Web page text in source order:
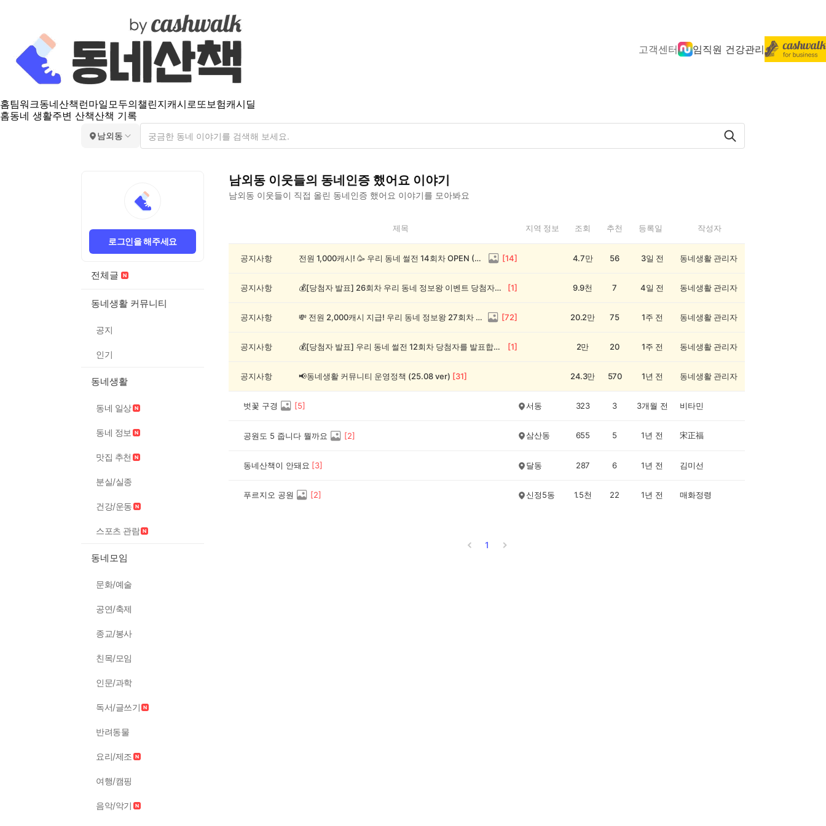
고객센터 임직원 건강관리
홈팀워크동네산책 런마일모두의챌린지캐시로또보험캐시딜
홈동네 생활주변 산책산책 기록
남외동
로그인을 해주세요
전체글
동네생활 커뮤니티
공지
인기
동네생활
동네 일상
동네 정보
맛집 추천
분실/실종
건강/운동
스포츠 관람
동네모임
문화/예술
공연/축제
종교/봉사
친목/모임
인문/과학
독서/글쓰기
반려동물
요리/제조
여행/캠핑
음악/악기
남외동 이웃들의 동네인증 했어요 이야기
남외동 이웃들이 직접 올린 동네인증 했어요 이야기를 모아봐요
동
제목 지역 정보 조회 추천 등록일 작성자
공지사항 전원 1,000캐시! 🥳 우리 동네 썰전 14회차 OPEN (~8/17) [14] 4.7만 56 3일 전 동네생활 관리자
공지사항 💰[당첨자 발표] 26회차 우리 동네 정보왕 이벤트 당첨자를 발표합니다! [1] 9.9천 7 4일 전 동네생활 관리자
공지사항 💸 전원 2,000캐시 지급! 우리 동네 정보왕 27회차 (~8/10) [72] 20.2만 75 1주 전 동네생활 관리자
공지사항 💰[당첨자 발표] 우리 동네 썰전 12회차 당첨자를 발표합니다! [1] 2만 20 1주 전 동네생활 관리자
공지사항 📢동네생활 커뮤니티 운영정책 (25.08 ver) [31] 24.3만 570 1년 전 동네생활 관리자
벗꽃 구경 [5] 서동 323 3 3개월 전 비타민
공원도 5 줍니다 뭘까요 [2] 삼산동 655 5 1년 전 宋正福
동네산책이 안돼요 [3] 달동 287 6 1년 전 김미선
푸르지오 공원 [2] 신정5동 1.5천 22 1년 전 매화정령
1